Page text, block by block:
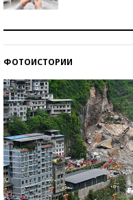
ФОТОИСТОРИИ